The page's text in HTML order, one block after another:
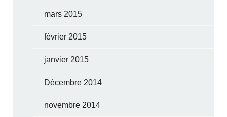
mars 2015
février 2015
janvier 2015
Décembre 2014
novembre 2014